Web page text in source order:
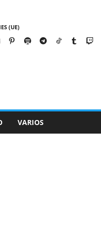
(UE)
VARIOS